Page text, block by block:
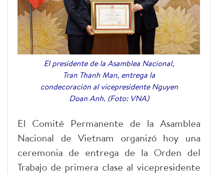
El presidente de la Asamblea Nacional,
Tran Thanh Man, entrega la
condecoración al vicepresidente Nguyen
Doan Anh. (Foto: VNA)
El Comité Permanente de la Asamblea
Nacional de Vietnam organizó hoy una
ceremonia de entrega de la Orden del
Trabajo de primera clase al vicepresidente